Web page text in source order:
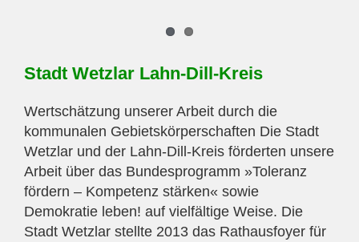
Stadt Wetzlar Lahn-Dill-Kreis
Wertschätzung unserer Arbeit durch die
kommunalen Gebietskörperschaften Die Stadt
Wetzlar und der Lahn-Dill-Kreis förderten unsere
Arbeit über das Bundesprogramm »Toleranz
fördern – Kompetenz stärken« sowie
Demokratie leben! auf vielfältige Weise. Die
Stadt Wetzlar stellte 2013 das Rathausfoyer für